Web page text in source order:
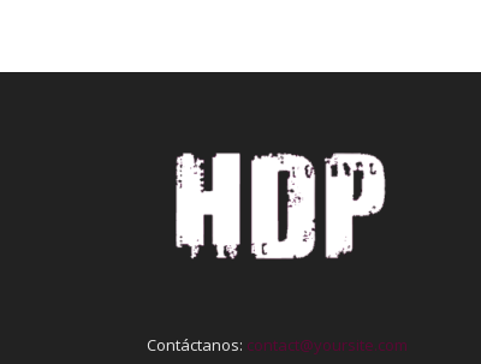
Contáctanos: contact@yoursite.com